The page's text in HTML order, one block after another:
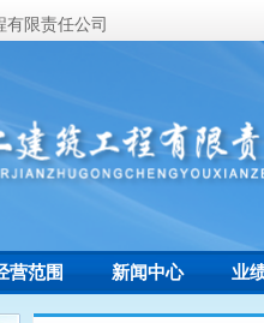
营范围 新闻中心 业
限责任公司